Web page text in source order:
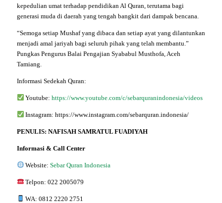
kepedulian umat terhadap pendidikan Al Quran, terutama bagi
generasi muda di daerah yang tengah bangkit dari dampak bencana.
“Semoga setiap Mushaf yang dibaca dan setiap ayat yang dilantunkan
menjadi amal jariyah bagi seluruh pihak yang telah membantu.”
Pungkas Pengurus Balai Pengajian Syababul Musthofa, Aceh
Tamiang.
Informasi Sedekah Quran:
Youtube:https://www.youtube.com/c/sebarquranindonesia/videos
Instagram: https://www.instagram.com/sebarquran.indonesia/
PENULIS: NAFISAH SAMRATUL FUADIYAH
Informasi & Call Center
Website:Sebar Quran Indonesia
Telpon: 022 2005079
WA: 0812 2220 2751